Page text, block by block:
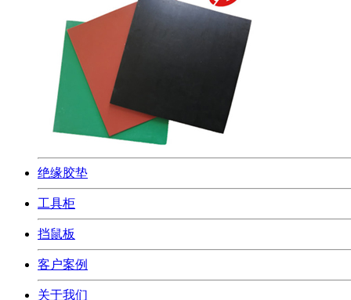
绝缘胶垫
工具柜
挡鼠板
客户案例
关于我们